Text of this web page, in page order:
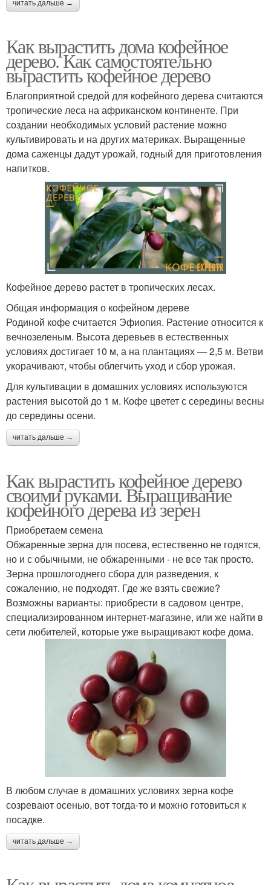
читать дальше →
Как вырастить дома кофейное
дерево. Как самостоятельно
вырастить кофейное дерево
Благоприятной средой для кофейного дерева считаются
тропические леса на африканском континенте. При
создании необходимых условий растение можно
культивировать и на других материках. Выращенные
дома саженцы дадут урожай, годный для приготовления
напитков.
Кофейное дерево растет в тропических лесах.
Общая информация о кофейном дереве
Родиной кофе считается Эфиопия. Растение относится к
вечнозеленым. Высота деревьев в естественных
условиях достигает 10 м, а на плантациях — 2,5 м. Ветви
укорачивают, чтобы облегчить уход и сбор урожая.
Для культивации в домашних условиях используются
растения высотой до 1 м. Кофе цветет с середины весны
до середины осени.
читать дальше →
Как вырастить кофейное дерево
своими руками. Выращивание
кофейного дерева из зерен
Приобретаем семена
Обжаренные зерна для посева, естественно не годятся,
но и с обычными, не обжаренными - не все так просто.
Зерна прошлогоднего сбора для разведения, к
сожалению, не подходят. Где же взять свежие?
Возможны варианты: приобрести в садовом центре,
специализированном интернет-магазине, или же найти в
сети любителей, которые уже выращивают кофе дома.
В любом случае в домашних условиях зерна кофе
созревают осенью, вот тогда-то и можно готовиться к
посадке.
читать дальше →